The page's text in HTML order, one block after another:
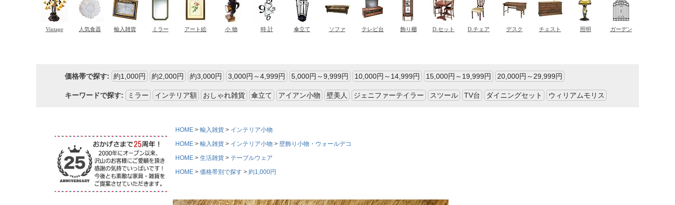
価格帯で探す: 約1,000円 約2,000円 約3,000円 3,000円～4,999円 5,000円～9,999円 10,000円～14,999円 15,000円～19,999円 20,000円～29,999円
キーワードで探す: ミラー インテリア額 おしゃれ雑貨 傘立て アイアン小物 壁美人 ジェニファーテイラー スツール TV台 ダイニングセット ウィリアムモリス
HOME 輸入雑貨
インテリア小物
HOME
輸入雑貨 インテリア小物
壁飾り小物・ウォールデコ
HOME
生活雑貨
テーブルウェア
HOME
価格帯別で探す 約1,000円